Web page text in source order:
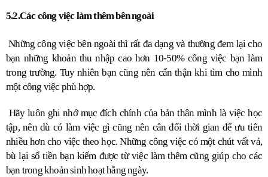
5.2.Các công việc làm thêm bên ngoài
Những công việc bên ngoài thì rất đa dạng và thường đem lại cho
bạn những khoản thu nhập cao hơn 10-50% công việc bạn làm
trong trường. Tuy nhiên bạn cũng nên cẩn thận khi tìm cho mình
một công việc phù hợp.
tập, nên dù có làm việc gì cũng nên cân đối thời gian để ưu tiên
nhiều hơn cho việc theo học. Những công việc có một chút vất vả,
bù lại số tiền bạn kiếm được từ việc làm thêm cũng giúp cho các
bạn trong khoản sinh hoạt hằng ngày.